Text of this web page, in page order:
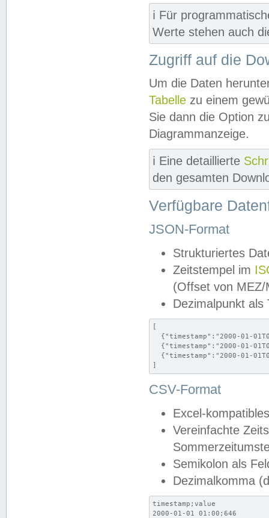
ℹ️ Für
Werte stehen auch
Zugriff auf die
Um die Daten
Tabelle zu einem
Sie dann die Option
Diagrammanzeige.
ℹ️ Eine detaillierte
den gesamten
Verfügbare
JSON-Format
Strukturiertes
Zeitstempel im
(Offset von MEZ/
Dezimalpunkt als
[
{"timestamp":"2000-01-
{"timestamp":"2000-01-
{"timestamp":"2000-01-
]
CSV-Format
Excel-
Vereinfachte
Semikolon als
Dezimalkomma
timestamp;value
2000-01-01 01:00;646